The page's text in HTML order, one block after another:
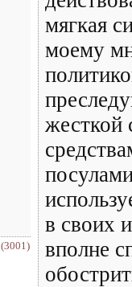
(3001)
мягкая
моему
жесткой
в своих
вполне